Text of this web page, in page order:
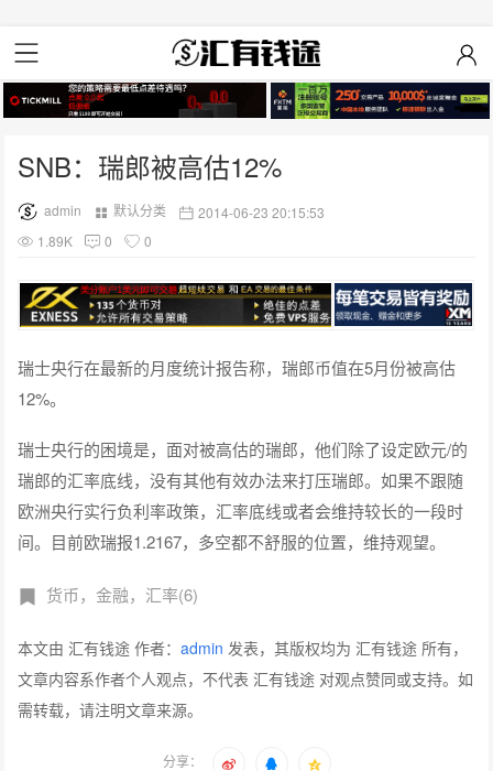
SNB：瑞郎被高估12%
admin 默认分类
2014-06-23 20:15:53
1.89K
0 0
瑞士央行在最新的月度统计报告称，瑞郎币值在5月份被高估
12%。
瑞士央行的困境是，面对被高估的瑞郎，他们除了设定欧元/的
瑞郎的汇率底线，没有其他有效办法来打压瑞郎。如果不跟随
欧洲央行实行负利率政策，汇率底线或者会维持较长的一段时
间。目前欧瑞报1.2167，多空都不舒服的位置，维持观望。
货币，金融，汇率(6)
本文由 汇有钱途 作者：admin 发表，其版权均为 汇有钱途 所有，
文章内容系作者个人观点，不代表 汇有钱途 对观点赞同或支持。如
需转载，请注明文章来源。
分享：